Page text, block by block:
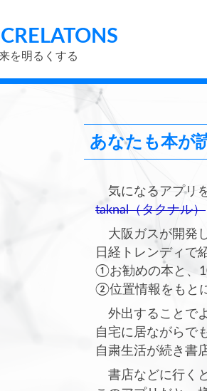
RELATONS
を明るくする
あなたも本が
気になるアプリ
taknal（タクナル）
大阪ガスが開発
日経トレンディで
①お勧めの本と、
②位置情報をもと
外出することで
自宅に居ながらで
自粛生活が続き書
書店などに行く